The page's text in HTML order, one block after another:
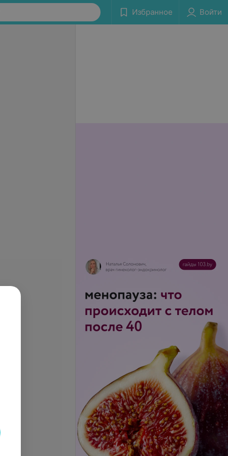
Избранное Войти